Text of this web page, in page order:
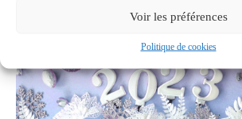
Voir les préférences
Politique de cookies